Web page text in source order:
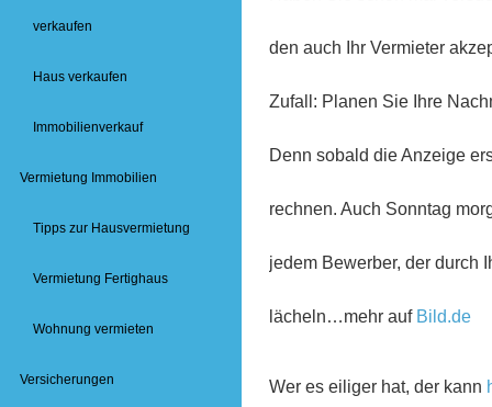
verkaufen
Haus verkaufen
Immobilienverkauf
Vermietung Immobilien
Tipps zur Hausvermietung
Vermietung Fertighaus
Wohnung vermieten
Versicherungen
den auch Ihr Vermieter
Zufall: Planen Sie Ihre
Denn sobald die Anzeige
rechnen. Auch Sonntag
jedem Bewerber, der durch
lächeln…mehr auf Bild.de
Wer es eiliger hat, der kann